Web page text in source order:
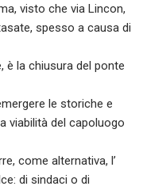
visto che via Lincon,
spesso a causa di
è la chiusura del ponte
le storiche e
viabilità del capoluogo
come alternativa, l’
di sindaci o di